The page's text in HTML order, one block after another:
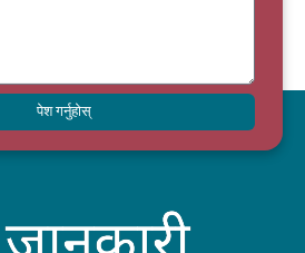
पेश गर्नुहोस्